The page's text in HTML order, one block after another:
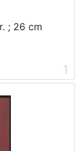
; 26 cm
1